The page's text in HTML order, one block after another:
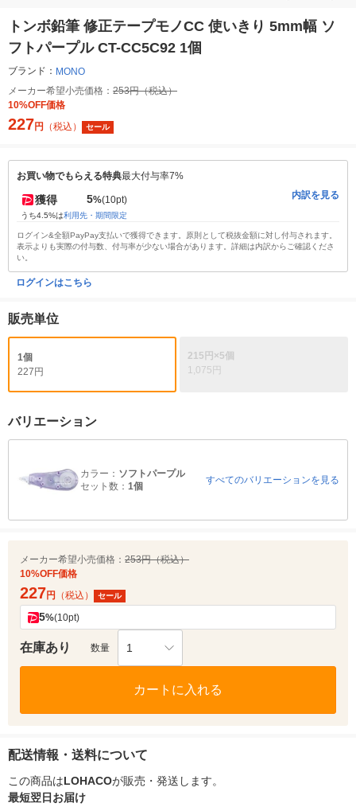
トンボ鉛筆 修正テープモノCC 使いきり 5mm幅 ソ
フトパープル CT-CC5C92 1個
ブランド： MONO
メーカー希望小売価格： 253円（税込）
10%OFF価格
227円 （税込） セール
お買い物でもらえる特典最大付与率7%
獲得 5%(10pt)
うち4.5%は利用先・期間限定
内訳を見る
ログイン&全額PayPay支払いで獲得できます。原則として税抜金額に対し付与されます。
表示よりも実際の付与数、付与率が少ない場合があります。詳細は内訳からご確認くださ
い。
ログインはこちら
販売単位
1個
227円
215円×5個
1,075円
バリエーション
カラー： ソフトパープル
セット数： 1個
すべてのバリエーションを見る
メーカー希望小売価格： 253円（税込）
10%OFF価格
227円 （税込） セール
5%(10pt)
在庫あり 数量 1
カートに入れる
配送情報・送料について
この商品はLOHACOが販売・発送します。
最短翌日お届け